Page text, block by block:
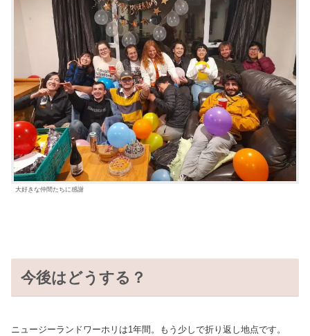
大好きな仲間たちに感謝
今後はどうする？
ニュージーランドワーホリは1年間。もう少しで折り返し地点です。